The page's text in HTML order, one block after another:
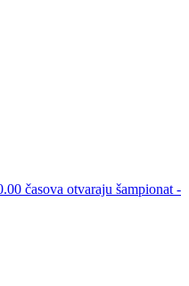
časova otvaraju šampionat -